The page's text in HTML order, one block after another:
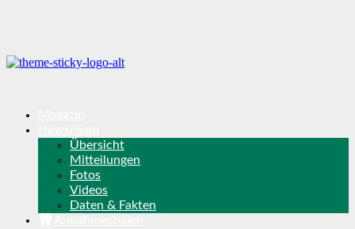
Übersicht
Mitteilungen
Fotos
Videos
Daten & Fakten